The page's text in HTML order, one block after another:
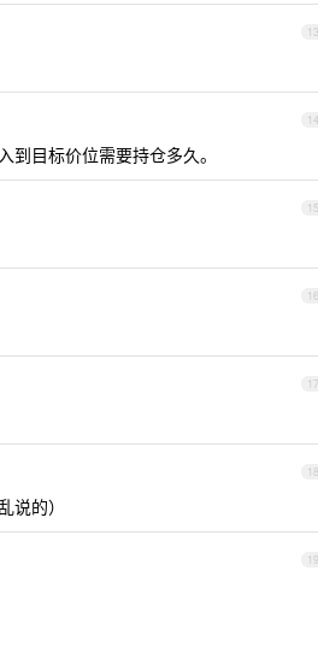
13
14
目标价位需要持仓多久。
15
16
17
18
的）
19